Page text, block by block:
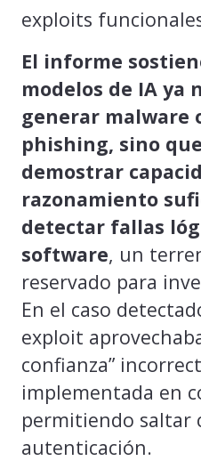
exploits
El informe
modelos de IA ya
generar malware
phishing, sino
demostrar
razonamiento
detectar fallas
software, un
reservado para
En el caso
exploit
confianza”
implementada en
permitiendo saltar
autenticación.